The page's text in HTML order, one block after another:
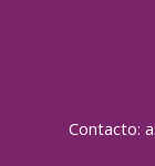
Contacto: